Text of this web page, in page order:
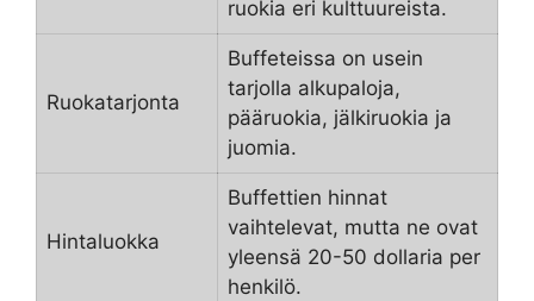
ruokia eri kulttuureista.
Ruokatarjonta
Buffeteissa on usein
tarjolla alkupaloja,
pääruokia, jälkiruokia ja
juomia.
Hintaluokka
Buffettien hinnat
vaihtelevat, mutta ne ovat
yleensä 20-50 dollaria per
henkilö.